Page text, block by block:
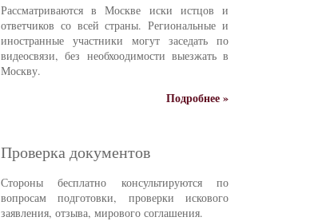
Рассматриваются в Москве иски истцов и
ответчиков со всей страны. Региональные и
иностранные участники могут заседать по
видеосвязи, без необхоодимости выезжать в
Москву.
Подробнее »
Проверка документов
Стороны бесплатно консультируются по
вопросам подготовки, проверки искового
заявления, отзыва, мирового соглашения.